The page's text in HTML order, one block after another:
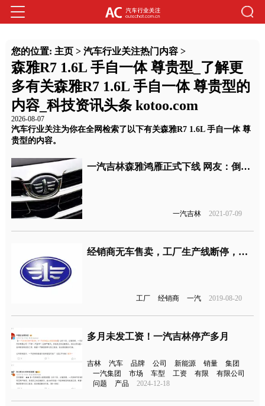
您的位置: 主页> 汽车行业关注热门内容>
森雅R7 1.6L 手自一体 尊贵型_了解更
多有关森雅R7 1.6L 手自一体 尊贵型的
内容_科技资讯头条 kotoo.com
2026-08-07
汽车行业关注为你在全网检索了以下有关森雅R7 1.6L 手自一体 尊
贵型的内容。
一汽吉林森雅鸿雁正式下线 网友：倒退十年的设计
一汽吉林 2021-07-09
经销商无车售卖，工厂生产线断停，一汽吉林增资扩股寻求自救
工厂 经销商 一汽 2019-08-20
多月未发工资！一汽吉林停产多月
吉林 汽车 品牌 公司 新能源 销量
集团
一汽集团
市场 车型 工资 有限
有限公司
问题
产品 2024-12-18